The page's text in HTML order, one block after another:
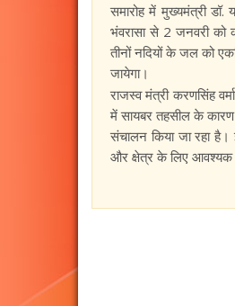
समारोह में मुख्यमंत्री
भंवरासा से 2 जनवरी
तीनों नदियों के जल को
जायेगा।
राजस्व मंत्री करणसिंह
में सायबर तहसील के
संचालन किया जा रहा
और क्षेत्र के लिए आवश्यक